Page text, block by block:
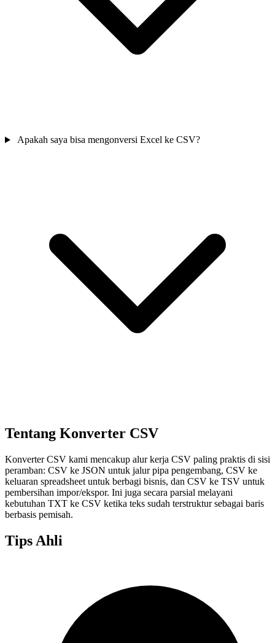
Apakah saya bisa mengonversi Excel ke CSV?
Tentang Konverter CSV
Konverter CSV kami mencakup alur kerja CSV paling praktis di sisi
peramban: CSV ke JSON untuk jalur pipa pengembang, CSV ke
keluaran spreadsheet untuk berbagi bisnis, dan CSV ke TSV untuk
pembersihan impor/ekspor. Ini juga secara parsial melayani
kebutuhan TXT ke CSV ketika teks sudah terstruktur sebagai baris
berbasis pemisah.
Tips Ahli